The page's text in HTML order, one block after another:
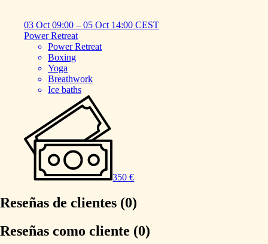
03 Oct 09:00 – 05 Oct 14:00 CEST
Power Retreat
Power Retreat
Boxing
Yoga
Breathwork
Ice baths
350 €
Reseñas de clientes (0)
Reseñas como cliente (0)